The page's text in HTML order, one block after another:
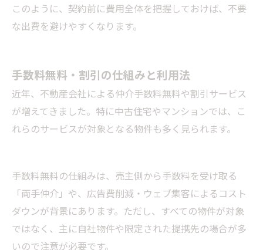
このように、契約前に費用全体を把握しておけば、不要
な出費を避けやすくなります。
手数料無料・割引の仕組みと利用法
近年、不動産会社による仲介手数料無料や割引サービス
が増えてきました。特に中古住宅やマンションでは、こ
れらのサービスが対象となる物件も多く見られます。
手数料無料の仕組みは、売主側から手数料を受け取る
「両手仲介」や、広告費削減・ウェブ集客によるコスト
ダウンが背景にあります。ただし、すべての物件が対象
ではなく、主に自社物件や限定された提携先の場合が多
いので注意が必要です。